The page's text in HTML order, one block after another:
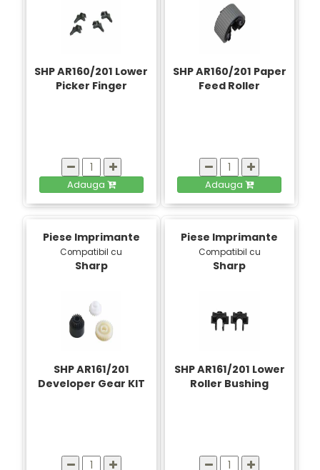
SHP AR160/201 Lower
Picker Finger
Adauga
SHP AR160/201 Paper
Feed Roller
Adauga
Piese Imprimante
Compatibil cu
Sharp
SHP AR161/201
Developer Gear KIT
Piese Imprimante
Compatibil cu
Sharp
SHP AR161/201 Lower
Roller Bushing